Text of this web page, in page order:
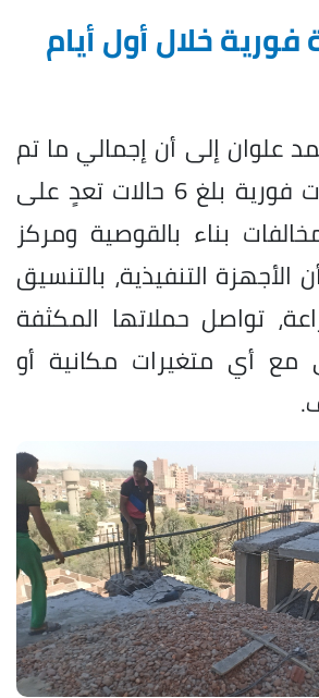
فورية خلال أول أيام
علوان إلى أن إجمالي ما تم
تنفيذه من إزالات فورية بلغ 6 حالات تعدٍ على
بناء بالقوصية ومركز
التنفيذية، بالتنسيق
تواصل حملاتها المكثفة
مع أي متغيرات مكانية أو